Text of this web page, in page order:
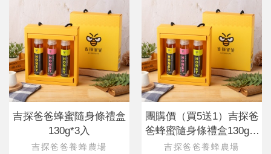
吉探爸爸蜂蜜隨身條禮盒
130g*3入
吉探爸爸養蜂農場
團購價（買5送1）吉探爸
爸蜂蜜隨身條禮盒130g*3
入
吉探爸爸養蜂農場